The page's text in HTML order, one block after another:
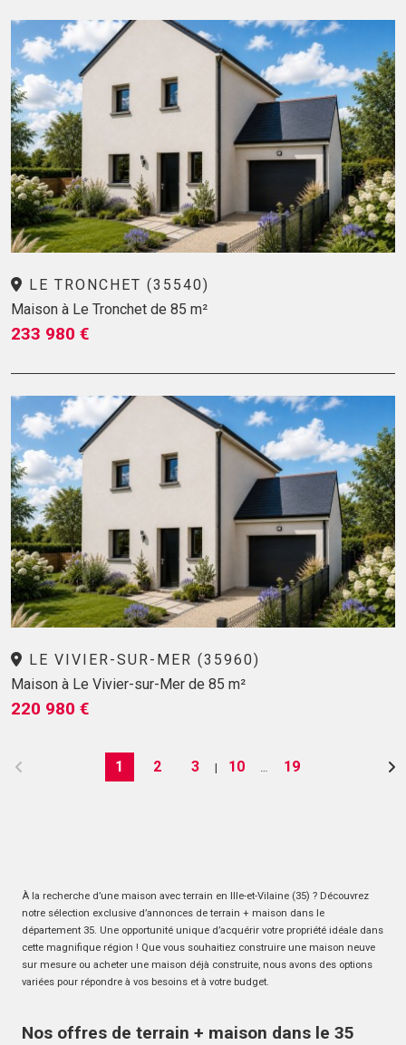
LE TRONCHET (35540)
Maison à Le Tronchet de 85 m²
233 980 €
LE VIVIER-SUR-MER (35960)
Maison à Le Vivier-sur-Mer de 85 m²
220 980 €
1 2 3 | 10 19
À la recherche d’une maison avec terrain en Ille-et-Vilaine (35) ? Découvrez
notre sélection exclusive d’annonces de terrain + maison dans le
département 35. Une opportunité unique d’acquérir votre propriété idéale dans
cette magnifique région ! Que vous souhaitiez construire une maison neuve
sur mesure ou acheter une maison déjà construite, nous avons des options
variées pour répondre à vos besoins et à votre budget.
Nos offres de terrain + maison dans le 35